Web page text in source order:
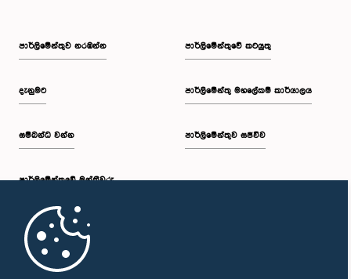
පාර්ලි‌මේන්තුව නරඹන්න
දැනුමට
සම්බන්ධ වන්න
පාර්ලි‌මේන්තුවේ මන්ත්‍රීවරු
මුල් පිටුව
පාර්ලිමේන්තුවේ කටයුතු
පාර්ලිමේන්තු මහලේකම් කාර්යාලය
පාර්ලිමේන්තුව සජීවීව